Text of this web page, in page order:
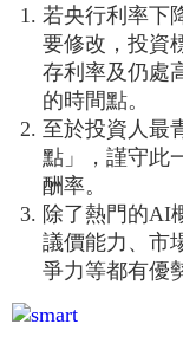
若央行利率下
要修改，投資
存利率及仍處
的時間點。
至於投資人最
點」，謹守此
酬率。
除了熱門的AI
議價能力、市
爭力等都有優